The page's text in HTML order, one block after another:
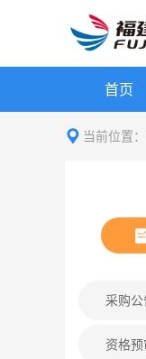
首页
当前位置：
采购公
资格